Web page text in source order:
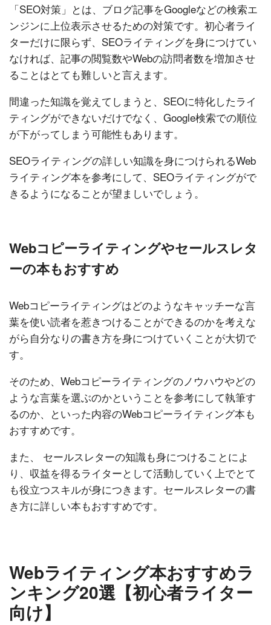
「SEO対策」とは、ブログ記事をGoogleなどの検索エ
ンジンに上位表示させるための対策です。初心者ライ
ターだけに限らず、SEOライティングを身につけてい
なければ、記事の閲覧数やWebの訪問者数を増加させ
ることはとても難しいと言えます。
間違った知識を覚えてしまうと、SEOに特化したライ
ティングができないだけでなく、Google検索での順位
が下がってしまう可能性もあります。
SEOライティングの詳しい知識を身につけられるWeb
ライティング本を参考にして、SEOライティングがで
きるようになることが望ましいでしょう。
Webコピーライティングやセールスレタ
ーの本もおすすめ
Webコピーライティングはどのようなキャッチーな言
葉を使い読者を惹きつけることができるのかを考えな
がら自分なりの書き方を身につけていくことが大切で
す。
そのため、Webコピーライティングのノウハウやどの
ような言葉を選ぶのかということを参考にして執筆す
るのか、といった内容のWebコピーライティング本も
おすすめです。
また、 セールスレターの知識も身につけることによ
り、収益を得るライターとして活動していく上でとて
も役立つスキルが身につきます。セールスレターの書
き方に詳しい本もおすすめです。
Webライティング本おすすめラ
ンキング20選【初心者ライター
向け】